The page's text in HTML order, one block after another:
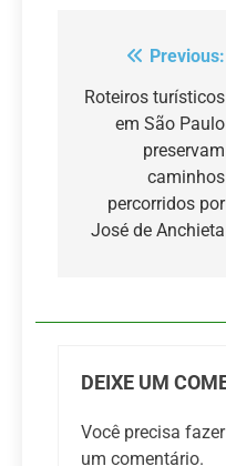
Navegação
de
Previous:
Roteiros turísticos
em São Paulo
preservam
caminhos
percorridos por
José de Anchieta
DEIXE UM
Você precisa
um comentário.